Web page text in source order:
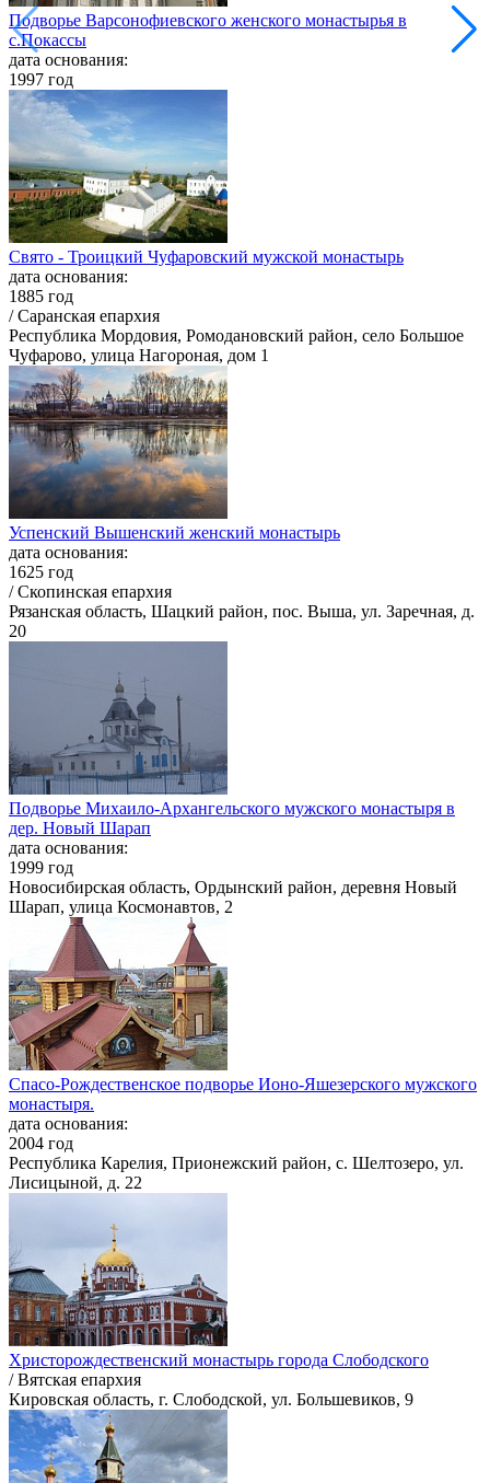
Подворье Варсонофиевского женского монастырья в
с.Покассы
дата основания:
1997 год
Свято - Троицкий Чуфаровский мужской монастырь
дата основания:
1885 год
/ Саранская епархия
Республика Мордовия, Ромодановский район, село Большое
Чуфарово, улица Нагороная, дом 1
Успенский Вышенский женский монастырь
дата основания:
1625 год
/ Скопинская епархия
Рязанская область, Шацкий район, пос. Выша, ул. Заречная, д.
20
Подворье Михаило-Архангельского мужского монастыря в
дер. Новый Шарап
дата основания:
1999 год
Новосибирская область, Ордынский район, деревня Новый
Шарап, улица Космонавтов, 2
Спасо-Рождественское подворье Ионо-Яшезерского мужского
монастыря.
дата основания:
2004 год
Республика Карелия, Прионежский район, с. Шелтозеро, ул.
Лисицыной, д. 22
Христорождественский монастырь города Слободского
/ Вятская епархия
Кировская область, г. Слободской, ул. Большевиков, 9